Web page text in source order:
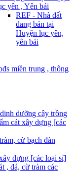
yên , Yên bái
REF - Nhà đất
đang bán tại
Huyện lục yên,
yên bái
miền trung , thông
dưỡng cây trồng
cát xây dựng [các
cừ bạch đàn
dựng [các loại sỉ]
, đá, cừ tràm các